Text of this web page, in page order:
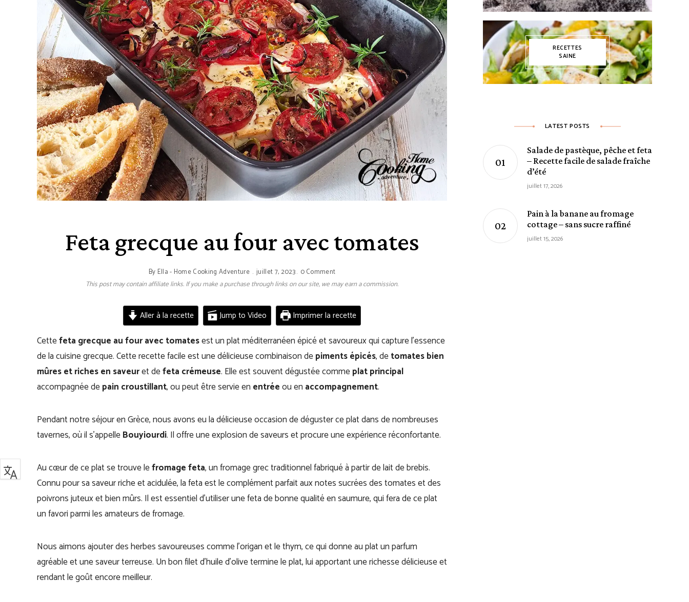
Feta grecque au four avec tomates
By Ella - Home Cooking Adventure juillet 7, 2023 0 Comment
This post may contain affiliate links. If you make a purchase through links on our site, we may earn a commission.
Aller à la recette Jump to Video Imprimer la recette
Cettefeta grecque au four avec tomatesest un plat méditerranéen épicé et savoureux qui capture l’essence
de la cuisine grecque. Cette recette facile est une délicieuse combinaison depiments épicés, detomates bien
mûres et riches en saveuret defeta crémeuse. Elle est souvent dégustée commeplat principal
accompagnée depain croustillant, ou peut être servie en entréeou en accompagnement.
Pendant notre séjour en Grèce, nous avons eu la délicieuse occasion de déguster ce plat dans de nombreuses
tavernes, où il s’appelleBouyiourdi. Il offre une explosion de saveurs et procure une expérience réconfortante.
Au cœur de ce plat se trouve lefromage feta, un fromage grec traditionnel fabriqué à partir de lait de brebis.
Connu pour sa saveur riche et acidulée, la feta est le complément parfait aux notes sucrées des tomates et des
poivrons juteux et bien mûrs. Il est essentiel d’utiliser une feta de bonne qualité en saumure, qui fera de ce plat
un favori parmi les amateurs de fromage.
Nous aimons ajouter des herbes savoureuses comme l’origan et le thym, ce qui donne au plat un parfum
agréable et une saveur terreuse. Un bon filet d’huile d’olive termine le plat, lui apportant une richesse délicieuse et
rendant le goût encore meilleur.
RECETTES
SAINE
LATEST POSTS
Salade de pastèque, pêche et feta
– Recette facile de salade fraîche
d’été
juillet 17, 2026
Pain à la banane au fromage
cottage – sans sucre raffiné
juillet 15, 2026